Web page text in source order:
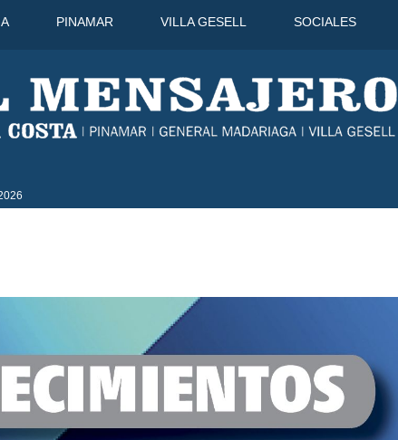
PINAMAR VILLA GESELL SOCIALES